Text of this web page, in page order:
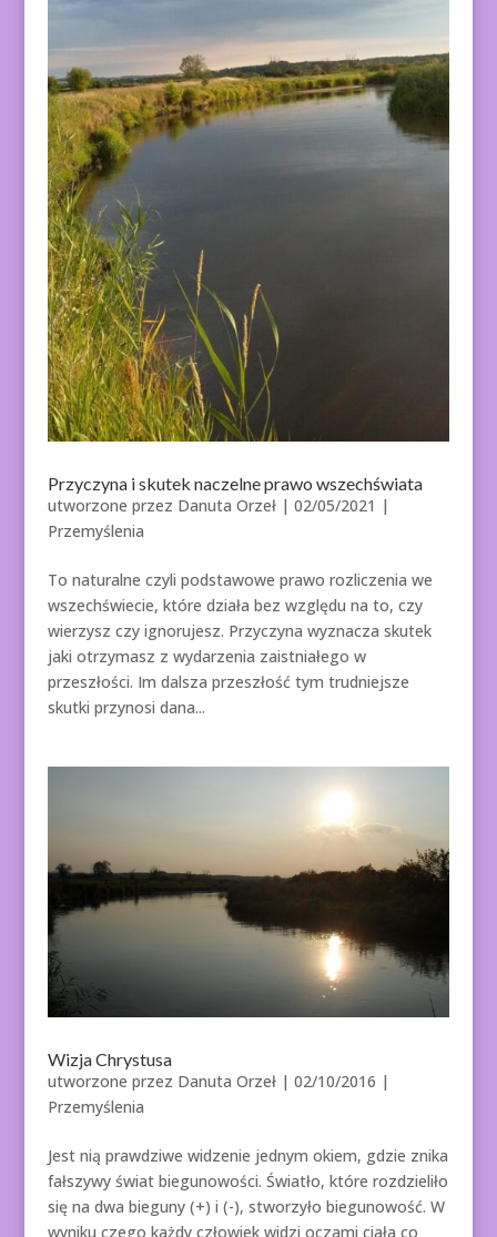
Przyczyna i skutek naczelne prawo wszechświata
utworzone przez Danuta Orzeł| 02/05/2021 |
Przemyślenia
To naturalne czyli podstawowe prawo rozliczenia we
wszechświecie, które działa bez względu na to, czy
wierzysz czy ignorujesz. Przyczyna wyznacza skutek
jaki otrzymasz z wydarzenia zaistniałego w
przeszłości. Im dalsza przeszłość tym trudniejsze
skutki przynosi dana...
Wizja Chrystusa
utworzone przez Danuta Orzeł| 02/10/2016 |
Przemyślenia
Jest nią prawdziwe widzenie jednym okiem, gdzie znika
fałszywy świat biegunowości. Światło, które rozdzieliło
się na dwa bieguny (+) i (-), stworzyło biegunowość. W
wyniku czego każdy człowiek widzi oczami ciała co